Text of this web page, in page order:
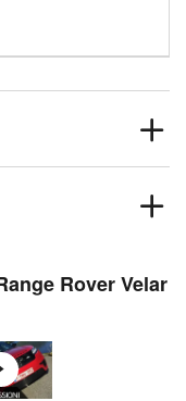
Rover Velar